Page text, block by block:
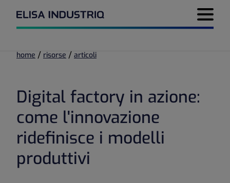
Menu di
home / risorse / articoli
Digital factory in azione:
come l'innovazione
ridefinisce i modelli
produttivi